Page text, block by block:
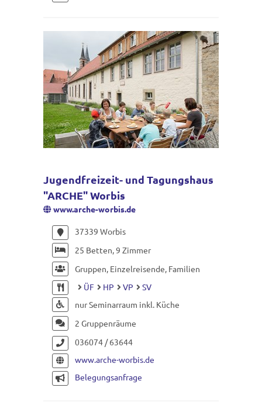
Jugendfreizeit- und Tagungshaus
"ARCHE" Worbis
www.arche-worbis.de
37339 Worbis
25 Betten, 9 Zimmer
Gruppen, Einzelreisende, Familien
ÜF
HP VP
SV
nur Seminarraum inkl. Küche
2 Gruppenräume
036074 / 63644
www.arche-worbis.de
Belegungsanfrage